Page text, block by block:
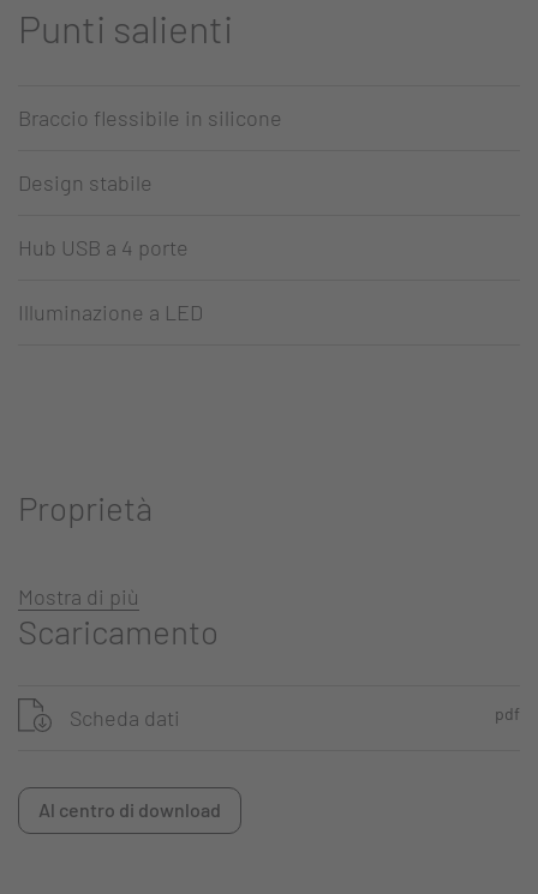
Punti salienti
Braccio flessibile in silicone
Design stabile
Hub USB a 4 porte
Illuminazione a LED
Proprietà
Mostra di più
Scaricamento
Scheda dati pdf
Al centro di download